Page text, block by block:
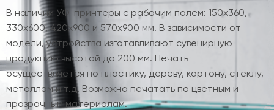
В наличии УФ-принтеры с рабочим полем: 150х360,
330х600, 420х900 и 570х900 мм. В зависимости от
модели, устройства изготавливают сувенирную
продукцию высотой до 200 мм. Печать
осуществляется по пластику, дереву, картону, стеклу,
металлам и т.д. Возможна печатать по цветным и
прозрачным материалам.